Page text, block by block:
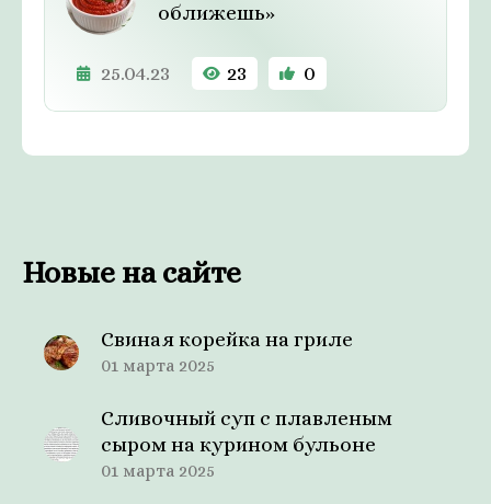
оближешь»
25.04.23 23 0
Новые на сайте
Свиная корейка на гриле
01 марта 2025
Сливочный суп с плавленым
сыром на курином бульоне
01 марта 2025